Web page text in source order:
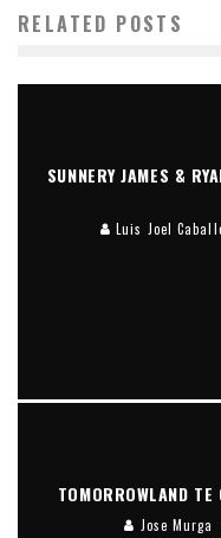
RELATED POSTS
SUNNERY JAMES &
Luis Joel
TOMORROWLAND
Jose Murga